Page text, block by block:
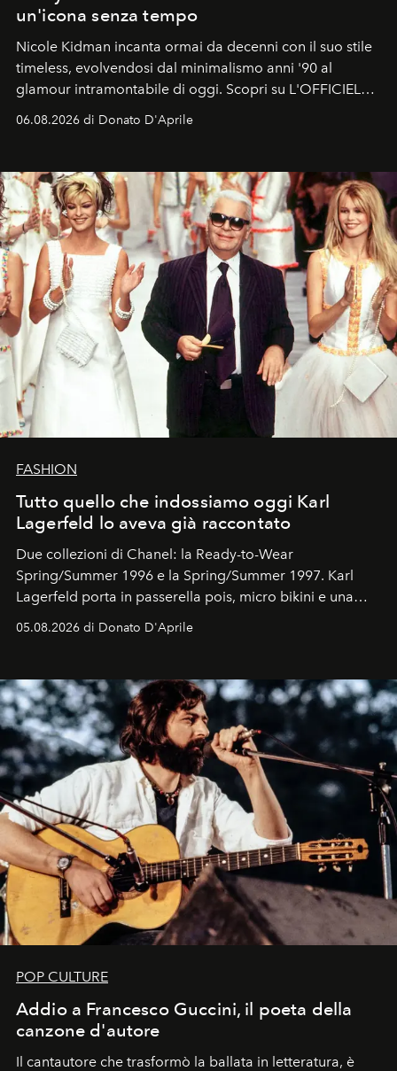
un'icona senza tempo
Nicole Kidman incanta ormai da decenni con il suo stile
timeless, evolvendosi dal minimalismo anni '90 al
glamour intramontabile di oggi. Scopri su L'OFFICIEL
06.08.2026 di Donato D'Aprile
FASHION
Tutto quello che indossiamo oggi Karl
Lagerfeld lo aveva già raccontato
Due collezioni di Chanel: la Ready-to-Wear
Spring/Summer 1996 e la Spring/Summer 1997. Karl
Lagerfeld porta in passerella pois, micro bikini e una
Kate, Claudia e Carla una dietro l'altra. Trent'anni dopo,
uno dei documenti più contemporanei che abbiamo.
05.08.2026 di Donato D'Aprile
POP CULTURE
Addio a Francesco Guccini, il poeta della
canzone d'autore
Il cantautore che trasformò la ballata in letteratura, è